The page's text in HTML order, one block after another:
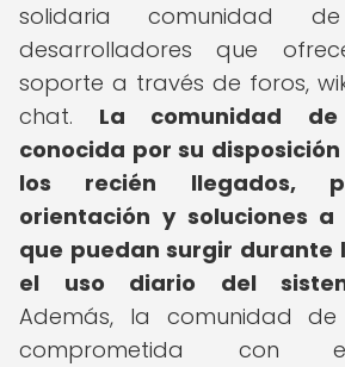
solidaria comunidad
desarrolladores que
soporte a través de foros,
chat. La comunidad
conocida por su
los recién llegados,
orientación y soluciones
que puedan surgir durante
el uso diario del
Además, la comunidad
comprometida con